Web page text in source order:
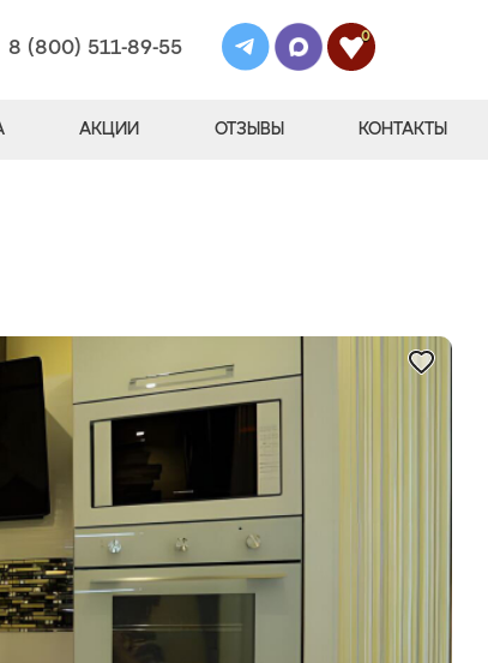
8 (800) 511-89-55
0
АКЦИИ ОТЗЫВЫ КОНТАКТЫ